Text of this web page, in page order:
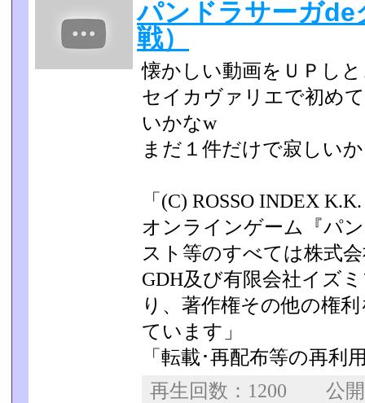
パンドラサーガde
戦）
懐かしい動画をＵＰし
セイカヴァリエで初め
いかなw
まだ１件だけで寂しい
「(C) ROSSO INDEX
オンラインゲーム『パ
スト等のすべては株式
GDH及び有限会社イズ
り、著作権その他の権­
ています」
「転載･再配布等の再利
再生回数：1200 公